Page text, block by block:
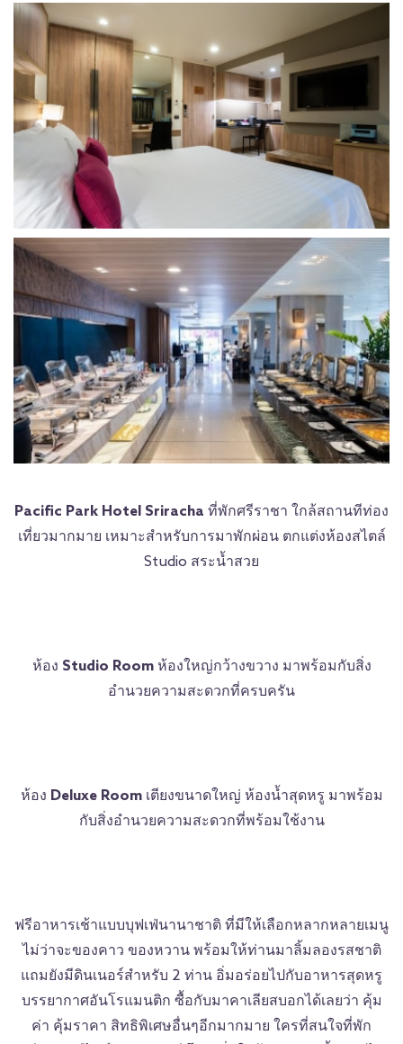
Pacific Park Hotel Sriracha ที่พักศรีราชา ใกล้สถานทีท่อง
เที่ยวมากมาย เหมาะสำหรับการมาพักผ่อน ตกแต่งห้องสไตล์
Studio สระน้ำสวย
ห้อง Studio Roomห้องใหญ่กว้างขวาง มาพร้อมกับสิ่ง
อำนวยความสะดวกที่ครบครัน
ห้อง Deluxe Roomเตียงขนาดใหญ่ ห้องน้ำสุดหรู มาพร้อม
กับสิ่งอำนวยความสะดวกที่พร้อมใช้งาน
ฟรีอาหารเช้าแบบบุฟเฟ่นานาชาติ ที่มีให้เลือกหลากหลายเมนู
ไม่ว่าจะของคาว ของหวาน พร้อมให้ท่านมาลิ้มลองรสชาติ
แถมยังมีดินเนอร์สำหรับ 2 ท่าน อิ่มอร่อยไปกับอาหารสุดหรู
บรรยากาศอันโรแมนติก ซื้อกับมาคาเลียสบอกได้เลยว่า คุ้ม
ค่า คุ้มราคา สิทธิพิเศษอื่นๆอีกมากมาย ใครที่สนใจที่พัก